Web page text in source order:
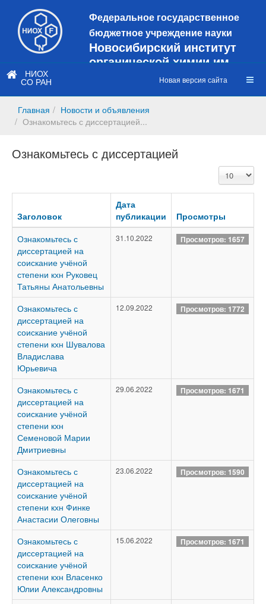
Федеральное государственное
бюджетное учреждение науки
Новосибирский институт
органической химии им.
Н.Н. Ворожцова
сайт
https://web3.nioch.nsc.ru/nioch/
НИОХ
СО РАН Новая версия сайта
Главная
Новости и объявления
Ознакомьтесь с диссертацией...
Ознакомьтесь с диссертацией
Кол-
во
строк:
Заголовок
Дата
публикации
Просмотры
Ознакомьтесь с
диссертацией на
соискание учёной
степени кхн Руковец
Татьяны Анатольевны
31.10.2022 Просмотров: 1657
Ознакомьтесь с
диссертацией на
соискание учёной
степени кхн Шувалова
Владислава
Юрьевича
12.09.2022 Просмотров: 1772
Ознакомьтесь с
диссертацией на
соискание учёной
степени кхн
Семеновой Марии
Дмитриевны
29.06.2022 Просмотров: 1671
Ознакомьтесь с
диссертацией на
соискание учёной
степени кхн Финке
Анастасии Олеговны
23.06.2022 Просмотров: 1590
Ознакомьтесь с
диссертацией на
соискание учёной
степени кхн Власенко
Юлии Александровны
15.06.2022 Просмотров: 1671